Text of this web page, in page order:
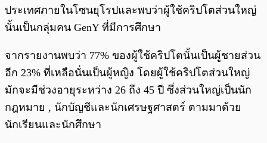
ประเทศภายในโซนยุโรปและพบว่าผู้ใช้คริปโตส่วนใหญ่
นั้นเป็นกลุ่มคน GenY ที่มีการศึกษา
จากรายงานพบว่า 77% ของผู้ใช้คริปโตนั้นเป็นผู้ชายส่วน
อีก 23% ที่เหลือนั่นเป็นผู้หญิง โดยผู้ใช้คริปโตส่วนใหญ่
มักจะมีช่วงอายุระหว่าง 26 ถึง 45 ปี ซึ่งส่วนใหญ่เป็นนัก
กฎหมาย , นักบัญชีและนักเศรษฐศาสตร์ ตามมาด้วย
นักเรียนและนักศึกษา